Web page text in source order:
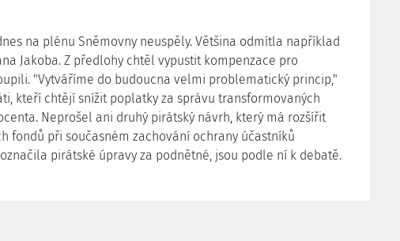
na plénu Sněmovny neuspěly. Většina odmítla například
Jakoba. Z předlohy chtěl vypustit kompenzace pro
"Vytváříme do budoucna velmi problematický princip,"
kteří chtějí snížit poplatky za správu transformovaných
Neprošel ani druhý pirátský návrh, který má rozšířit
fondů při současném zachování ochrany účastníků
pirátské úpravy za podnětné, jsou podle ní k debatě.